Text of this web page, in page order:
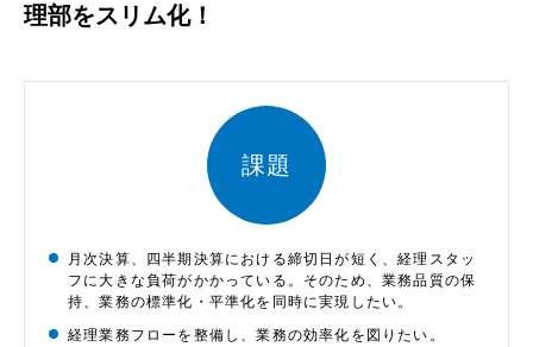
理部をスリム化！
課題
月次決算、四半期決算における締切日が短く、経理スタッ
フに大きな負荷がかかっている。そのため、業務品質の保
持、業務の標準化・平準化を同時に実現したい。
経理業務フローを整備し、業務の効率化を図りたい。